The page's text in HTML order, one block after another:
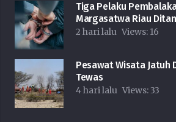
Tiga Pelaku
Margasatwa Riau
2 hari lalu Views: 16
Pesawat Wisata Jatuh
Tewas
4 hari lalu Views: 33